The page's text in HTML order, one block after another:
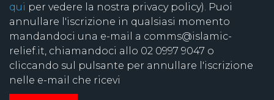
qui per vedere la nostra privacy policy). Puoi
annullare l'iscrizione in qualsiasi momento
mandandoci una e-mail a comms@islamic-
relief.it, chiamandoci allo 02 0997 9047 o
cliccando sul pulsante per annullare l'iscrizione
nelle e-mail che ricevi